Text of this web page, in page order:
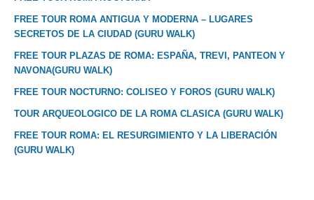
FREE TOUR ROMA ANTIGUA Y MODERNA – LUGARES
SECRETOS DE LA CIUDAD (GURU WALK)
FREE TOUR PLAZAS DE ROMA: ESPAÑA, TREVI, PANTEON Y
NAVONA(GURU WALK)
FREE TOUR NOCTURNO: COLISEO Y FOROS (GURU WALK)
TOUR ARQUEOLOGICO DE LA ROMA CLASICA (GURU WALK)
FREE TOUR ROMA: EL RESURGIMIENTO Y LA LIBERACIÓN
(GURU WALK)